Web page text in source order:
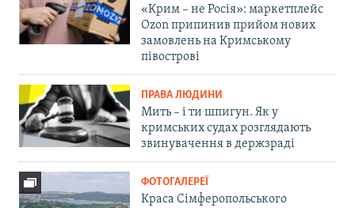
«Крим – не Росія»: маркетплейс
Ozon припинив прийом нових
замовлень на Кримському
півострові
ПРАВА ЛЮДИНИ
Мить – і ти шпигун. Як у
кримських судах розглядають
звинувачення в держзраді
ФОТОГАЛЕРЕЇ
Краса Сімферопольського